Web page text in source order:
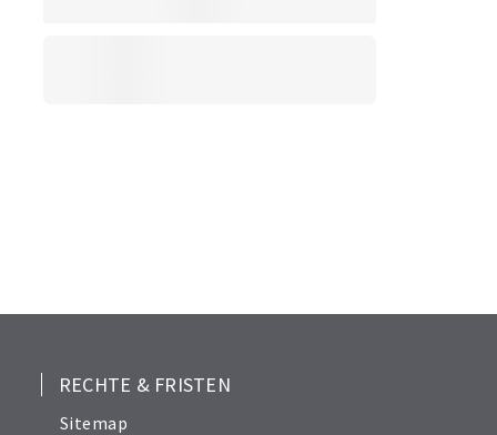
RECHTE & FRISTEN
Sitemap